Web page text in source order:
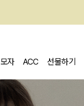
모자 ACC 선물하기